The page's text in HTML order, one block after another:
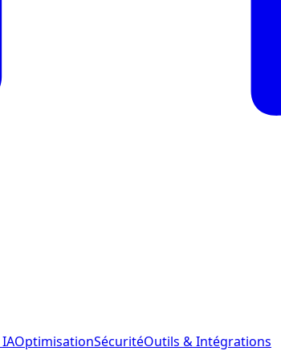
OptimisationSécuritéOutils & Intégrations